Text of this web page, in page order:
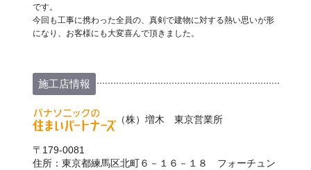
です。
今回も工事に携わった全員の、真剣で建物に対する熱い思いが形
になり、お客様にも大変喜んで頂きました。
施工店情報
（株）増木 東京営業所
〒179-0081
住所：東京都練馬区北町６－１６－１８ フォーチュン